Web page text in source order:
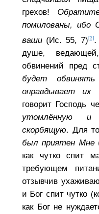
грехов!
помилованы, ибо
ваши (Ис. 55, 7)[3].
душе,
обвинений пред
будет
оправдывает их
говорит Господь
утомлённую
скорбящую. Для
был приятен Мне
как чутко спит
требующем
отзывчив
и Бог спит чутко
как Бог не